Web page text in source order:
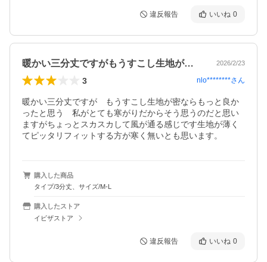
違反報告 いいね 0
暖かい三分丈ですがもうすこし生地が密な… 2026/2/23
3 nlo********さん
暖かい三分丈ですが　もうすこし生地が密ならもっと良か
ったと思う　私がとても寒がりだからそう思うのだと思い
ますがちょっとスカスカして風が通る感じです生地が薄く
てピッタリフィットする方が寒く無いとも思います。
購入した商品
タイプ/3分丈、サイズ/M-L
購入したストア
イビザストア
違反報告 いいね 0